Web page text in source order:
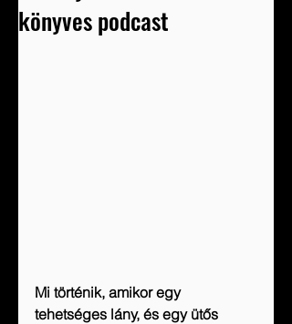
könyves podcast
Mi történik, amikor egy
tehetséges lány, és egy ütős